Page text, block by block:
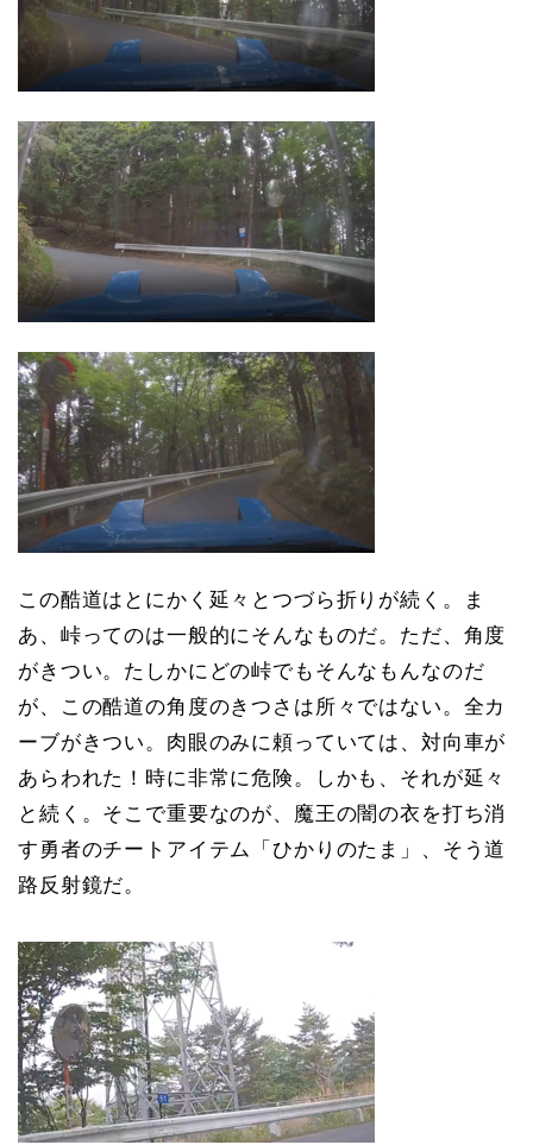
この酷道はとにかく延々とつづら折りが続く。ま
あ、峠ってのは一般的にそんなものだ。ただ、角度
がきつい。たしかにどの峠でもそんなもんなのだ
が、この酷道の角度のきつさは所々ではない。全カ
ーブがきつい。肉眼のみに頼っていては、対向車が
あらわれた！時に非常に危険。しかも、それが延々
と続く。そこで重要なのが、魔王の闇の衣を打ち消
す勇者のチートアイテム「ひかりのたま」、そう道
路反射鏡だ。